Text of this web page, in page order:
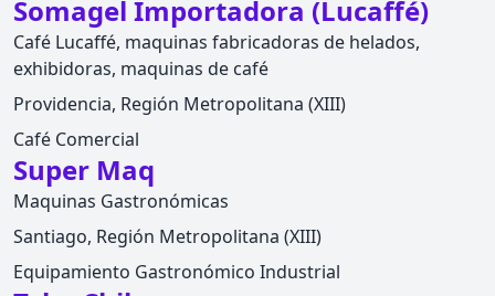
Somagel Importadora (Lucaffé)
Café Lucaffé, maquinas fabricadoras de helados,
exhibidoras, maquinas de café
Providencia, Región Metropolitana (XIII)
Café Comercial
Super Maq
Maquinas Gastronómicas
Santiago, Región Metropolitana (XIII)
Equipamiento Gastronómico Industrial